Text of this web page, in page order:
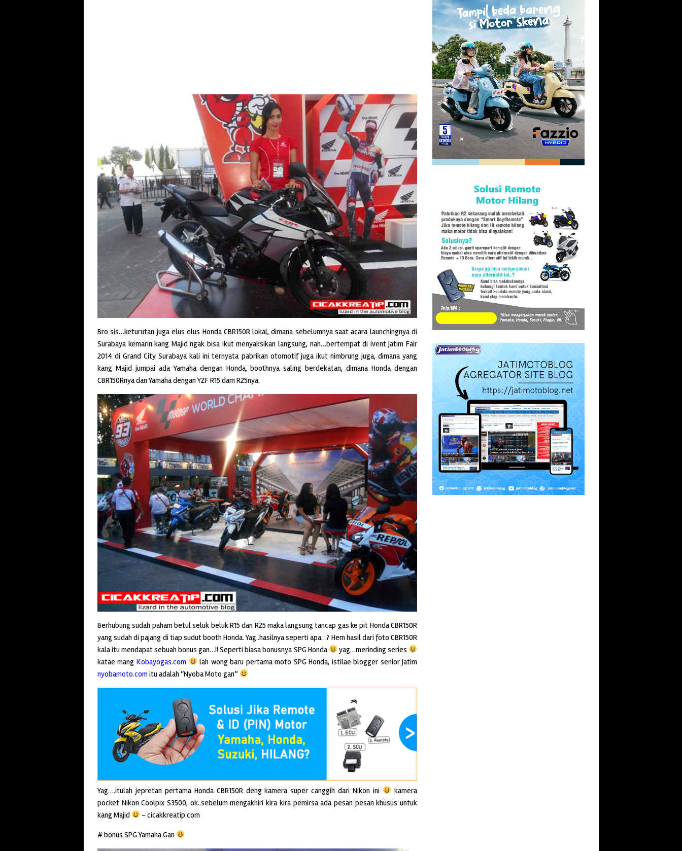
Bro sis…keturutan juga elus elus Honda CBR150R lokal, dimana sebelumnya saat acara launchingnya di
Surabaya kemarin kang Majid ngak bisa ikut menyaksikan langsung, nah…bertempat di ivent Jatim Fair
2014 di Grand City Surabaya kali ini ternyata pabrikan otomotif juga ikut nimbrung juga, dimana yang
kang Majid jumpai ada Yamaha dengan Honda, boothnya saling berdekatan, dimana Honda dengan
CBR150Rnya dan Yamaha dengan YZF R15 dam R25nya.
Berhubung sudah paham betul seluk beluk R15 dan R25 maka langsung tancap gas ke pit Honda CBR150R
yang sudah di pajang di tiap sudut booth Honda. Yag..hasilnya seperti apa…? Hem hasil dari foto CBR150R
kala itu mendapat sebuah bonus gan…!! Seperti biasa bonusnya SPG Honda
yag…merinding series
katae mang Kobayogas.com
lah wong baru pertama moto SPG Honda, istilae blogger senior Jatim
nyobamoto.comitu adalah “Nyoba Moto gan”
Yag….itulah jepretan pertama Honda CBR150R deng kamera super canggih dari Nikon ini
kamera
pocket Nikon Coolpix S3500, ok..sebelum mengakhiri kira kira pemirsa ada pesan pesan khusus untuk
kang Majid
– cicakkreatip.com
# bonus SPG Yamaha Gan